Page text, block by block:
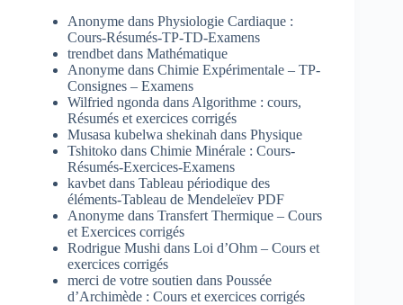
Anonyme dans Physiologie Cardiaque :
Cours-Résumés-TP-TD-Examens
trendbet dans Mathématique
Anonyme dans Chimie Expérimentale – TP-
Consignes – Examens
Wilfried ngonda dans Algorithme : cours,
Résumés et exercices corrigés
Musasa kubelwa shekinah dans Physique
Tshitoko dans Chimie Minérale : Cours-
Résumés-Exercices-Examens
kavbet dans Tableau périodique des
éléments-Tableau de Mendeleïev PDF
Anonyme dans Transfert Thermique – Cours
et Exercices corrigés
Rodrigue Mushi dans Loi d’Ohm – Cours et
exercices corrigés
merci de votre soutien dans Poussée
d’Archimède : Cours et exercices corrigés